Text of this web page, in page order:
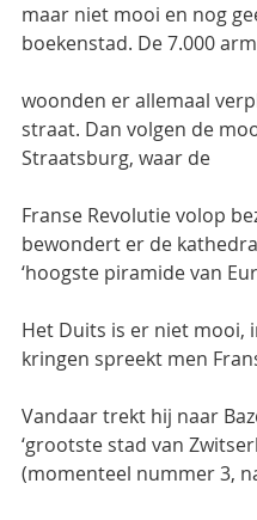
maar niet mooi en nog
boekenstad. De 7.000
woonden er allemaal
straat. Dan volgen de
Straatsburg, waar de
Franse Revolutie volop
bewondert er de
‘hoogste piramide van
Het Duits is er niet mooi,
kringen spreekt men
Vandaar trekt hij naar
‘grootste stad van
(momenteel nummer 3,